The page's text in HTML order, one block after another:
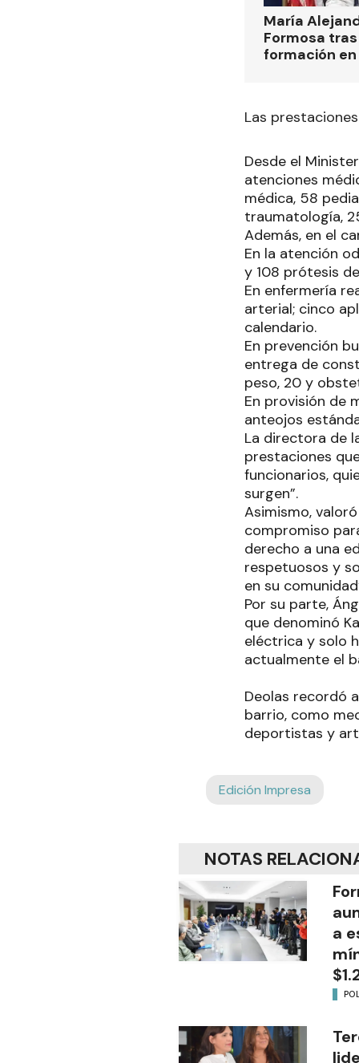
María
Formosa
formación
Las prestaciones
Desde el
atenciones
médica, 58
traumatología,
Además, en el
En la atención
y 108 prótesis
En enfermería
arterial; cinco
calendario.
En prevención
entrega de
peso, 20 y
En provisión de
anteojos
La directora de
prestaciones
funcionarios,
surgen”.
Asimismo,
compromiso
derecho a una
respetuosos y
en su
Por su parte,
que denominó
eléctrica y solo
actualmente el
Deolas recordó
barrio, como
deportistas y
Edición Impresa
NOTAS
a